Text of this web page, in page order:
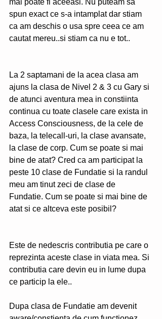
spun exact ce s-a intamplat dar stiam
ca am deschis o usa spre ceea ce am
cautat mereu..si stiam ca nu e tot..
La 2 saptamani de la acea clasa am
ajuns la clasa de Nivel 2 & 3 cu Gary si
de atunci aventura mea in constiinta
continua cu toate clasele care exista in
Access Consciousness, de la cele de
baza, la telecall-uri, la clase avansate,
la clase de corp. Cum se poate si mai
bine de atat? Cred ca am participat la
peste 10 clase de Fundatie si la randul
meu am tinut zeci de clase de
Fundatie. Cum se poate si mai bine de
atat si ce altceva este posibil?
Este de nedescris contributia pe care o
reprezinta aceste clase in viata mea. Si
contributia care devin eu in lume dupa
ce particip la ele..
Dupa clasa de Fundatie am devenit